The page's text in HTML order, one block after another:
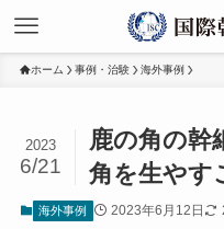
ホーム 事例・治験 海外事例
鹿の角の幹
角を生やす
2023
6/21
海外事例 2023年6月12日